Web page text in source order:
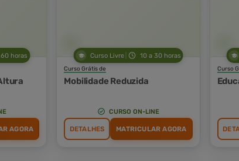
60 horas
AGORA
Curso Livre 10 a 30 horas
Curso Grátis de
Mobilidade Reduzida
CURSO ON-LINE
DETALHES MATRICULAR AGORA
Curso